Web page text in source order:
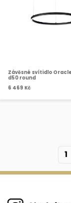
Závěsné svítidlo
d50 round
6 469 Kč
1